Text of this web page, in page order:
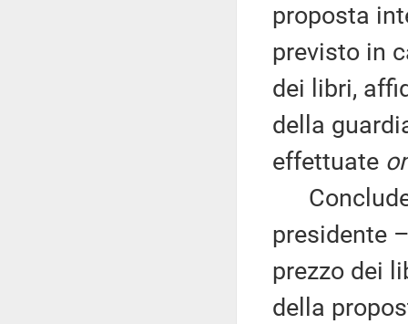
proposta
previsto in
dei libri,
della
effettuate
Conclude
presidente
prezzo dei
della